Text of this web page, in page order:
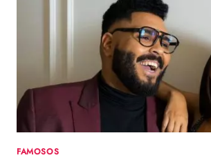
LEIFERT
RETORNO
GLOBO:
“SOFRI
MUITO”
FAMOSOS